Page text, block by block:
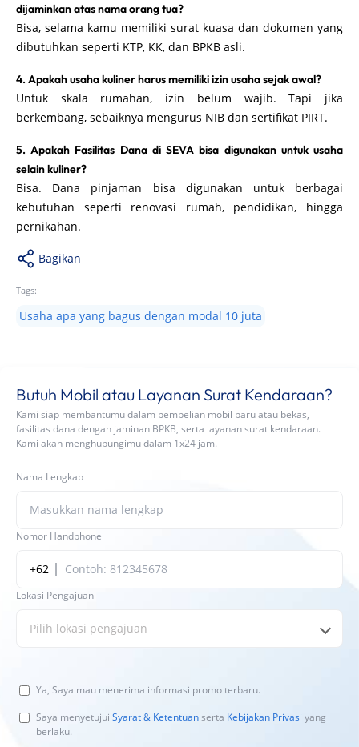
dijaminkan atas nama orang tua?
Bisa, selama kamu memiliki surat kuasa dan dokumen yang
dibutuhkan seperti KTP, KK, dan BPKB asli.
4. Apakah usaha kuliner harus memiliki izin usaha sejak awal?
Untuk skala rumahan, izin belum wajib. Tapi jika
berkembang, sebaiknya mengurus NIB dan sertifikat PIRT.
5. Apakah Fasilitas Dana di SEVA bisa digunakan untuk usaha
selain kuliner?
Bisa. Dana pinjaman bisa digunakan untuk berbagai
kebutuhan seperti renovasi rumah, pendidikan, hingga
pernikahan.
Bagikan
Tags:
Usaha apa yang bagus dengan modal 10 juta
Butuh Mobil atau Layanan Surat Kendaraan?
Kami siap membantumu dalam pembelian mobil baru atau bekas,
fasilitas dana dengan jaminan BPKB, serta layanan surat kendaraan.
Kami akan menghubungimu dalam 1x24 jam.
Nama Lengkap
Nomor Handphone
+62
Lokasi Pengajuan
Pilih lokasi pengajuan
Ya, Saya mau menerima informasi promo terbaru.
Saya menyetujui Syarat & Ketentuanserta Kebijakan Privasi yang
berlaku.